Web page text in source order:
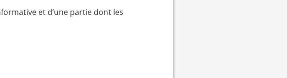
et d’une partie dont les